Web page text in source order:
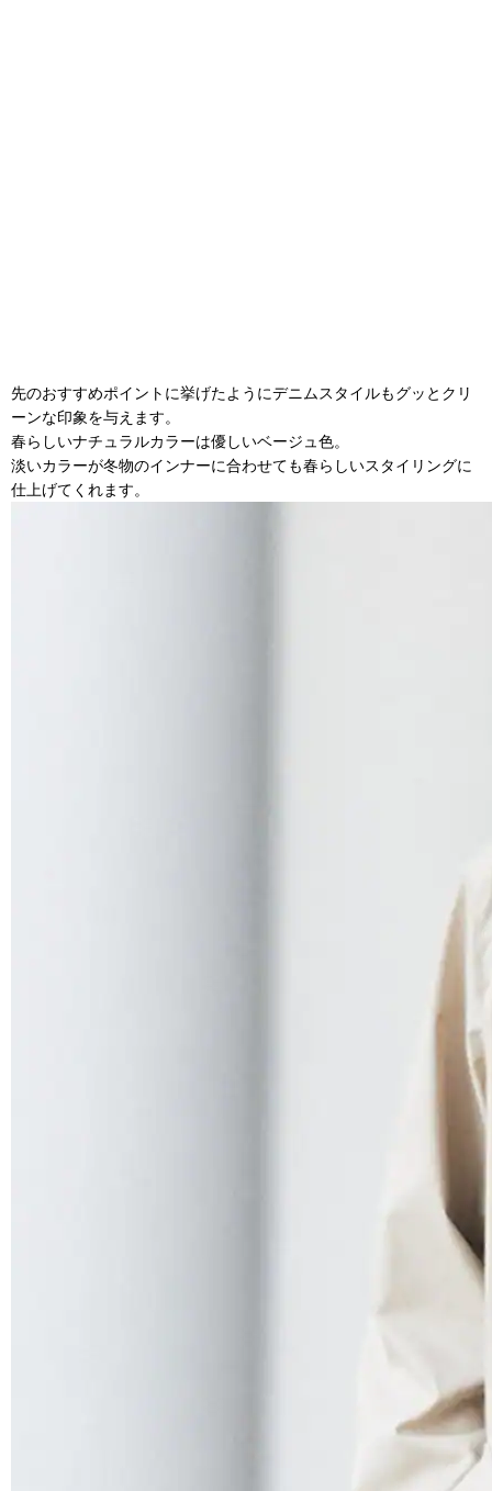
先のおすすめポイントに挙げたようにデニムスタイルもグッとクリ
ーンな印象を与えます。
春らしいナチュラルカラーは優しいベージュ色。
淡いカラーが冬物のインナーに合わせても春らしいスタイリングに
仕上げてくれます。